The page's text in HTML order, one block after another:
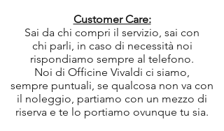
Customer Care:
Sai da chi compri il servizio, sai con
chi parli, in caso di necessità noi
rispondiamo sempre al telefono.
Noi di Officine Vivaldi ci siamo,
sempre puntuali, se qualcosa non va con
il noleggio, partiamo con un mezzo di
riserva e te lo portiamo ovunque tu sia.